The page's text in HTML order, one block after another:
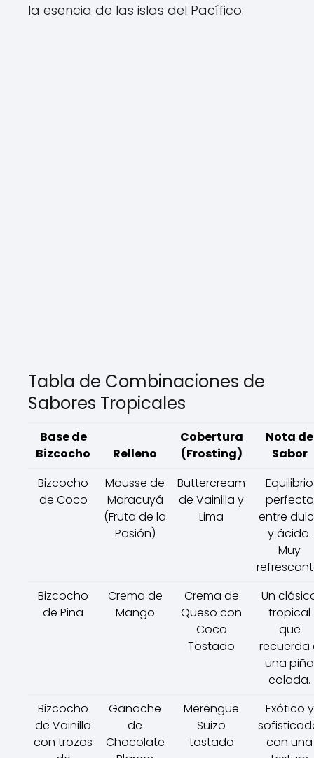
la esencia de las islas del Pacífico:
Tabla de Combinaciones de
Sabores Tropicales
Base de
Bizcocho
Relleno
Cobertura
(Frosting)
Nota de
Sabor
Bizcocho
de Coco
Mousse de
Maracuyá
(Fruta de la
Pasión)
Buttercream
de Vainilla y
Lima
Equilibrio
perfecto
entre
y ácido.
Muy
Bizcocho
de Piña
Crema de
Mango
Crema de
Queso con
Coco
Tostado
Un
tropical
que
recuerda
una piña
colada.
Bizcocho
de Vainilla
con trozos
Ganache
de
Chocolate
Merengue
Suizo
tostado
Exótico y
con una